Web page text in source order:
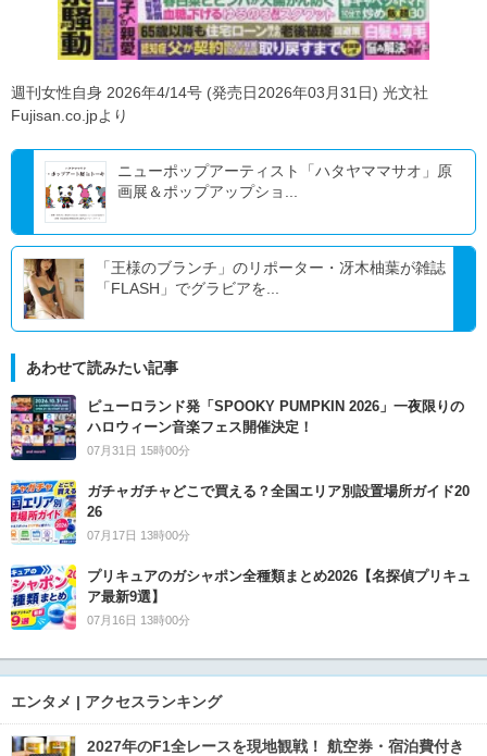
週刊女性自身 2026年4/14号 (発売日2026年03月31日) 光文社
Fujisan.co.jpより
ニューポップアーティスト「ハタヤママサオ」原
画展＆ポップアップショ...
「王様のブランチ」のリポーター・冴木柚葉が雑誌
「FLASH」でグラビアを...
あわせて読みたい記事
ピューロランド発「SPOOKY PUMPKIN 2026」一夜限りの
ハロウィーン音楽フェス開催決定！
07月31日 15時00分
ガチャガチャどこで買える？全国エリア別設置場所ガイド20
26
07月17日 13時00分
プリキュアのガシャポン全種類まとめ2026【名探偵プリキュ
ア最新9選】
07月16日 13時00分
エンタメ | アクセスランキング
2027年のF1全レースを現地観戦！ 航空券・宿泊費付き